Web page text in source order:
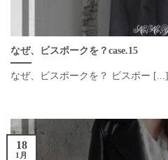
なぜ、ビスポークを？case.15
なぜ、ビスポークを？ ビスポー [...]
18
1月